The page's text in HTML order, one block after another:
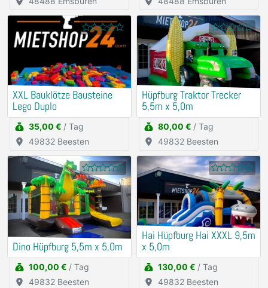
XXL Bauklötze Bausteine
Lego Duplo
35,00 € / Tag
49832 Beesten
Hüpfburg Traktor Trecker
5,5m x 5,0m
80,00 € / Tag
49832 Beesten
Dino Hüpfburg 5,5m x 5,0m
100,00 € / Tag
49832 Beesten
Hai Hüpfburg Hai XXXL 9,5m
x 5,0m
130,00 € / Tag
49832 Beesten